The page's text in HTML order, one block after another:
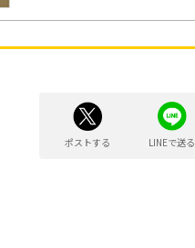
ポストする LINEで送る